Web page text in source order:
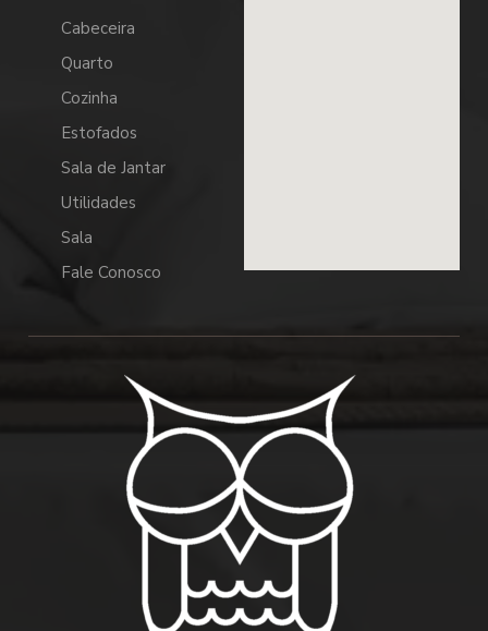
Cabeceira
Quarto
Cozinha
Estofados
Sala de Jantar
Utilidades
Sala
Fale Conosco